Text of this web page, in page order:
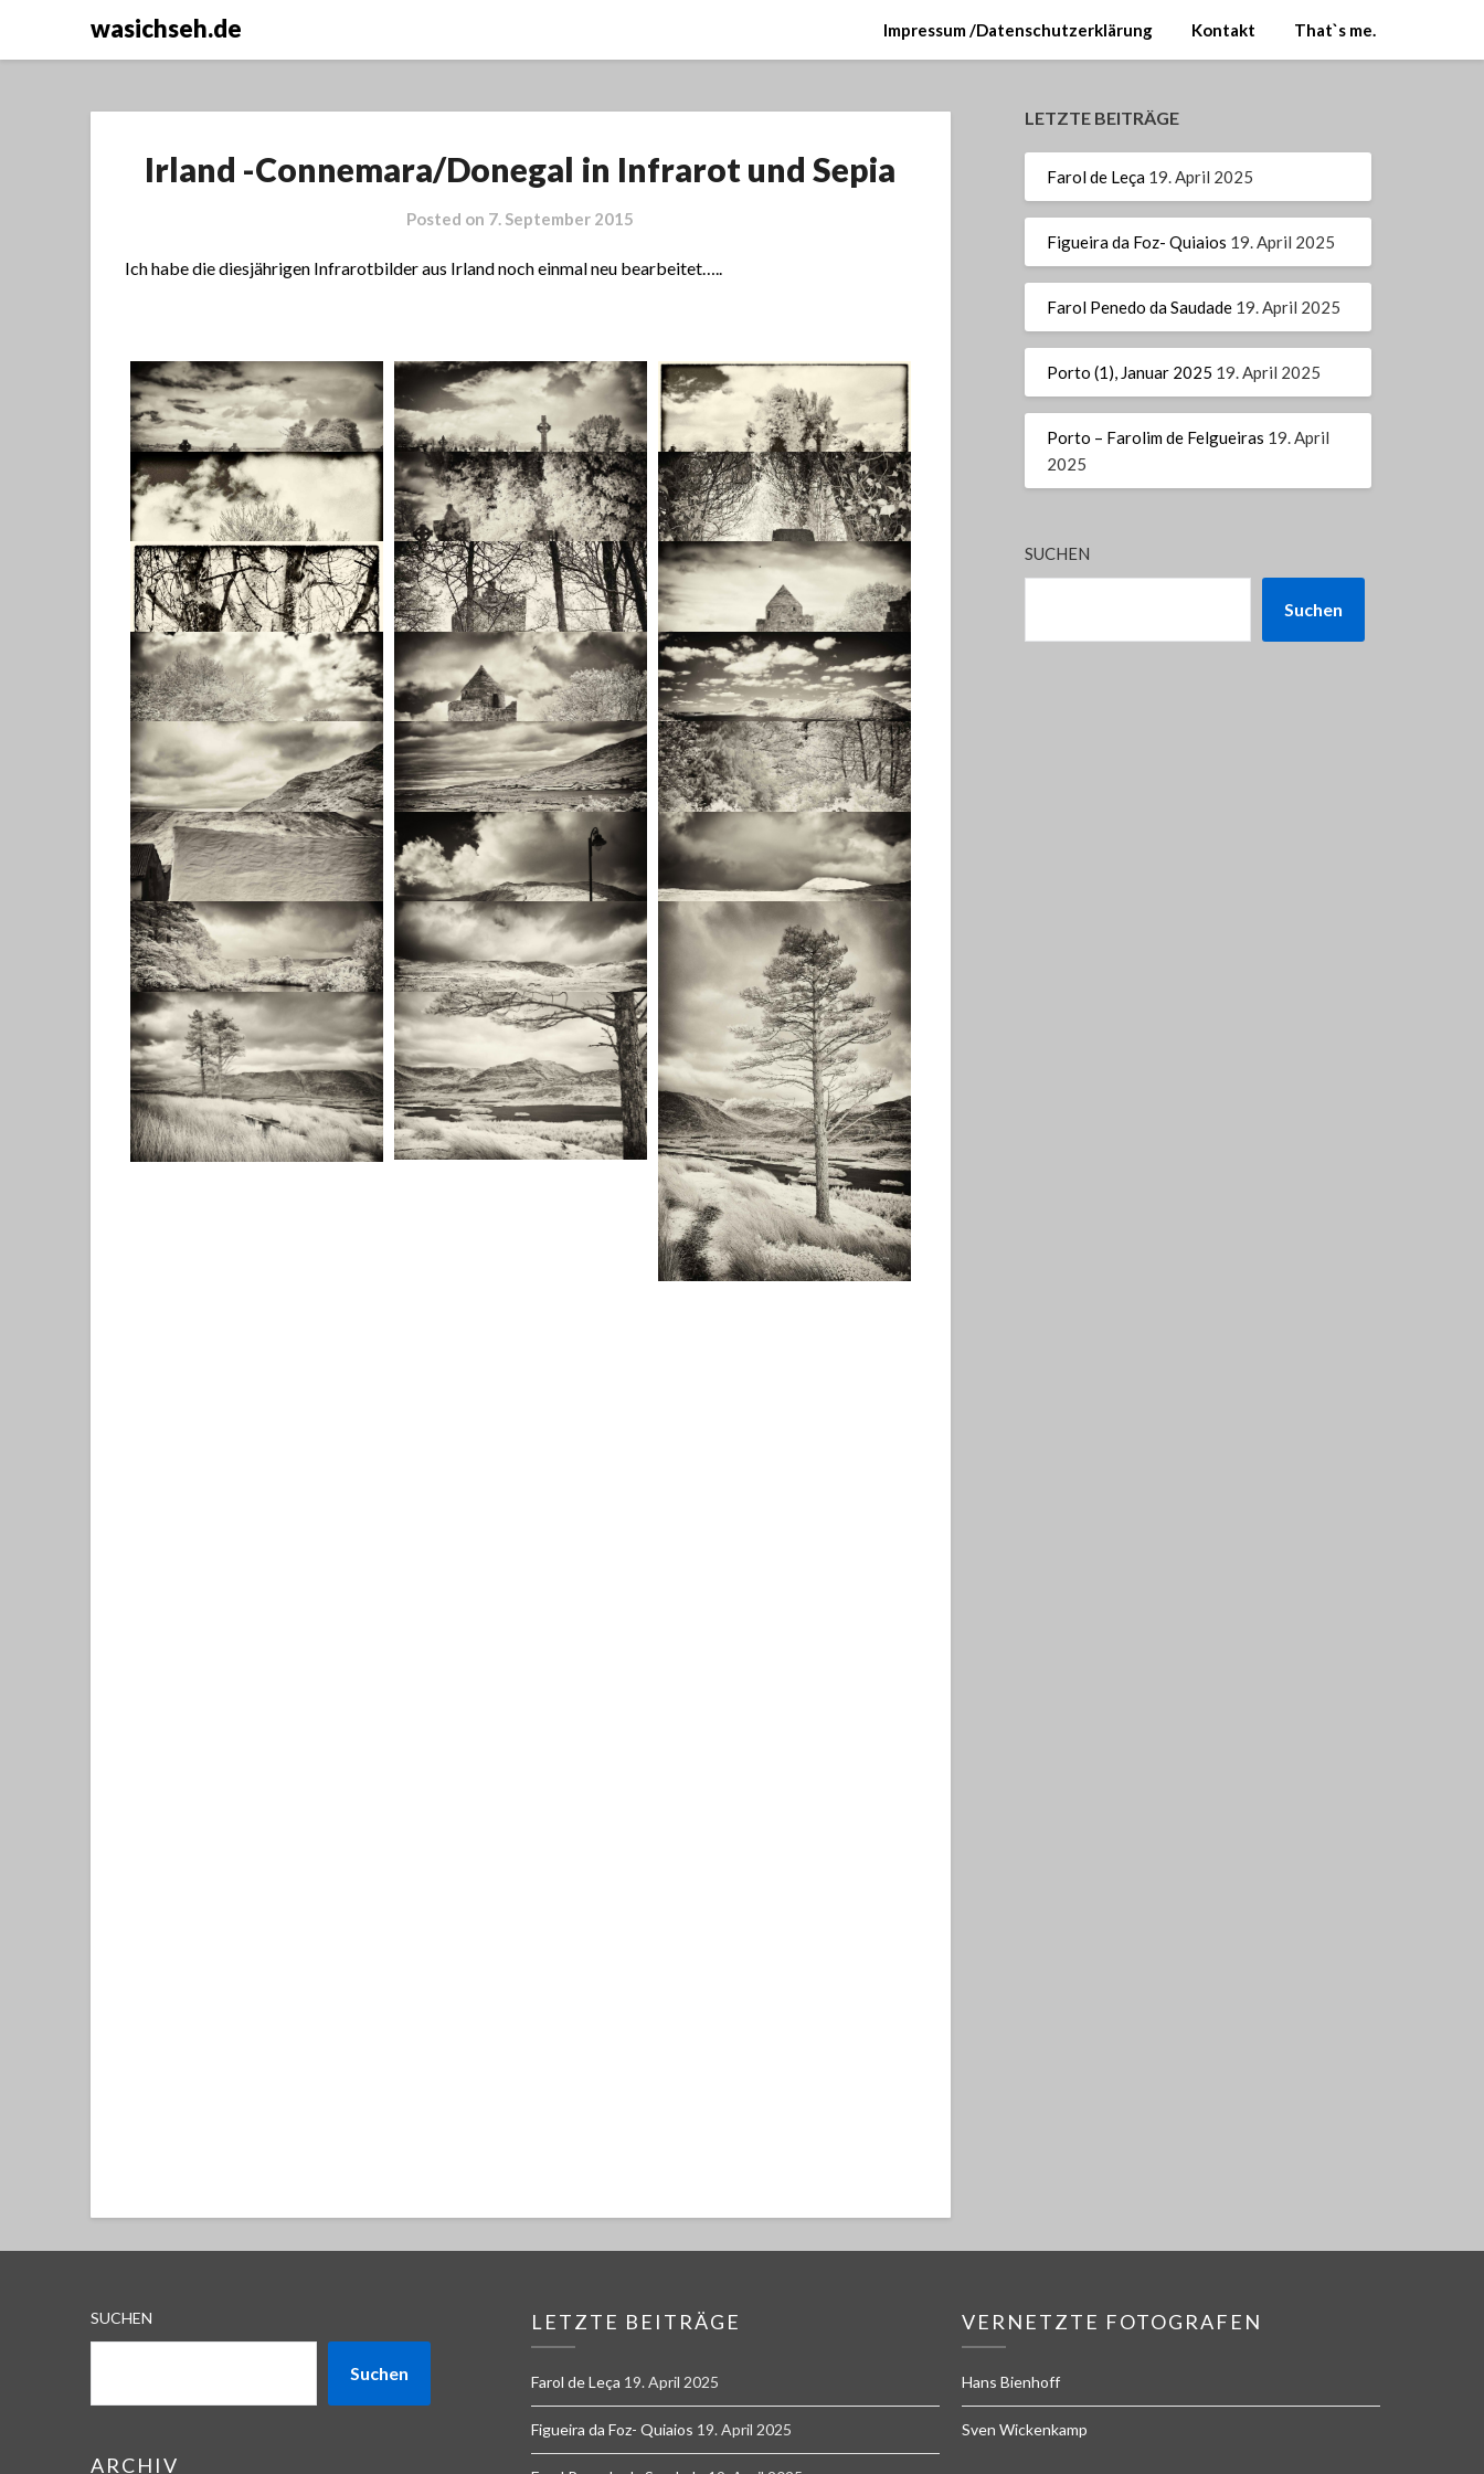
wasichseh.de Impressum /Datenschutzerklärung Kontakt That`s me.
Irland -Connemara/Donegal in Infrarot und Sepia
Posted on 7. September 2015
Ich habe die diesjährigen Infrarotbilder aus Irland noch einmal neu bearbeitet…..
LETZTE BEITRÄGE
Farol de Leça 19. April 2025
Figueira da Foz- Quiaios 19. April 2025
Farol Penedo da Saudade 19. April 2025
Porto (1), Januar 2025 19. April 2025
Porto – Farolim de Felgueiras 19. April
2025
SUCHEN
Suchen
SUCHEN
Suchen
ARCHIV
LETZTE BEITRÄGE
Farol de Leça 19. April 2025
Figueira da Foz- Quiaios 19. April 2025
VERNETZTE FOTOGRAFEN
Hans Bienhoff
Sven Wickenkamp